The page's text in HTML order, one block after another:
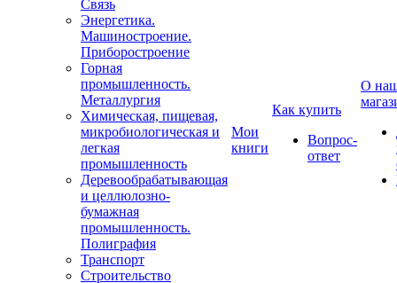
Связь
Энергетика.
Машиностроение.
Приборостроение
Горная
промышленность.
Металлургия
Химическая, пищевая,
микробиологическая и
легкая
промышленность
Деревообрабатывающая
и целлюлозно-
бумажная
промышленность.
Полиграфия
Транспорт
Строительство
Мои
книги
Как купить
Вопрос-
ответ
О